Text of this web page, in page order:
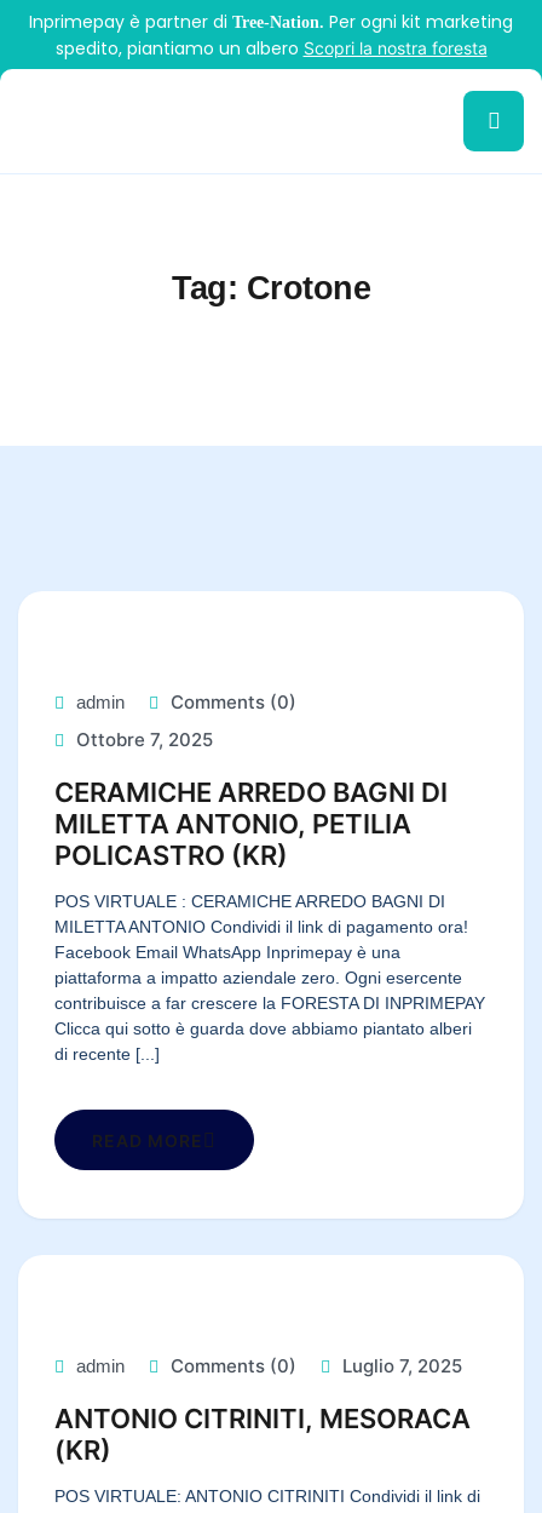
Inprimepay è partner di Tree-Nation. Per ogni kit marketing
spedito, piantiamo un albero Scopri la nostra foresta
Tag: Crotone
admin
Comments (0)
Ottobre 7, 2025
CERAMICHE ARREDO BAGNI DI
MILETTA ANTONIO, PETILIA
POLICASTRO (KR)
POS VIRTUALE : CERAMICHE ARREDO BAGNI DI
MILETTA ANTONIO Condividi il link di pagamento ora!
Facebook Email WhatsApp Inprimepay è una
piattaforma a impatto aziendale zero. Ogni esercente
contribuisce a far crescere la FORESTA DI INPRIMEPAY
Clicca qui sotto è guarda dove abbiamo piantato alberi
di recente [...]
READ MORE
admin Comments (0) Luglio 7, 2025
ANTONIO CITRINITI, MESORACA
(KR)
POS VIRTUALE: ANTONIO CITRINITI Condividi il link di